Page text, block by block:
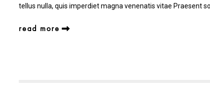
tellus nulla, quis imperdiet magna venenatis vitae Praesent
read more